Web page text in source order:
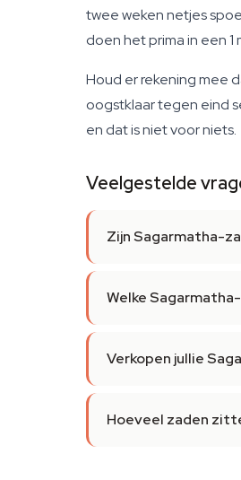
twee weken netjes
doen het prima in een 1
Houd er rekening mee
oogstklaar tegen eind
en dat is niet voor niets.
Veelgestelde
Zijn Sagarmatha-
Welke
Verkopen jullie
Hoeveel zaden